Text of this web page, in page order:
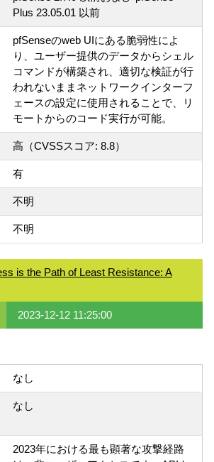
Plus 23.05.01 以前
pfSenseのweb UIにある脆弱性によ
り、ユーザー提供のデータからシェル
コマンドが構築され、適切な検証が行
われないままネットワークインターフ
ェースの設定に使用されることで、リ
モートからのコード実行が可能。
高（CVSSスコア: 8.8）
有
不明
不明
is the Path of Least Resistance: A
2023-12-12 11:25:00
なし
なし
2023年における最も顕著な攻撃経路